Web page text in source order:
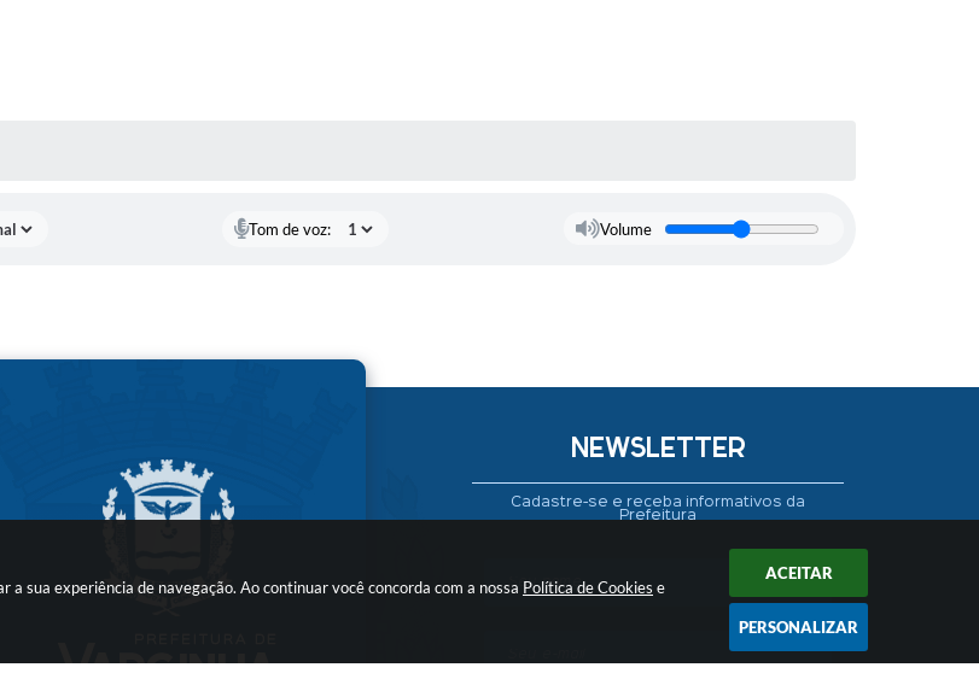
sua experiência de navegação. Ao continuar você concorda com a nossa Política de Cookies e
ACEITAR
PERSONALIZAR
Tom de voz: Volume
NEWSLETTER
Cadastre-se e receba informativos da
Prefeitura